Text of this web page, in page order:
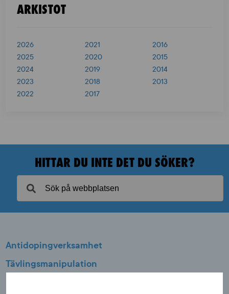
ARKISTOT
2026
2025
2024
2023
2022
2021
2020
2019
2018
2017
2016
2015
2014
2013
HITTAR DU INTE DET DU SÖKER?
Antidopingverksamhet
Tävlingsmanipulation